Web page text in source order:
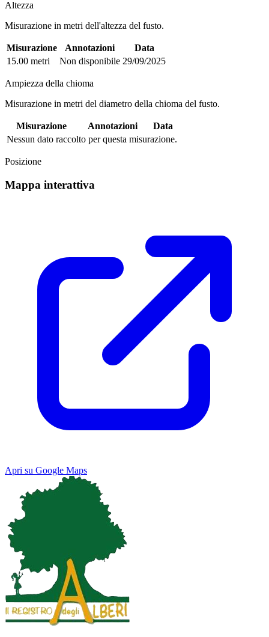
Altezza
Misurazione in metri dell'altezza del fusto.
Misurazione Annotazioni
Data
15.00 metri
Non disponibile 29/09/2025
Ampiezza della chioma
Misurazione in metri del diametro della chioma del fusto.
Misurazione Annotazioni
Data
Nessun dato raccolto per questa misurazione.
Posizione
Mappa interattiva
Apri su Google Maps
Map Satellite
Keyboard shortcuts